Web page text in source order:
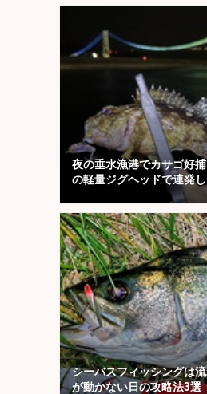
夜の垂水漁港でカサゴ好
の軽量ジグヘッドで連発
シーバスフィッシングは
が動かない日の攻略法3選